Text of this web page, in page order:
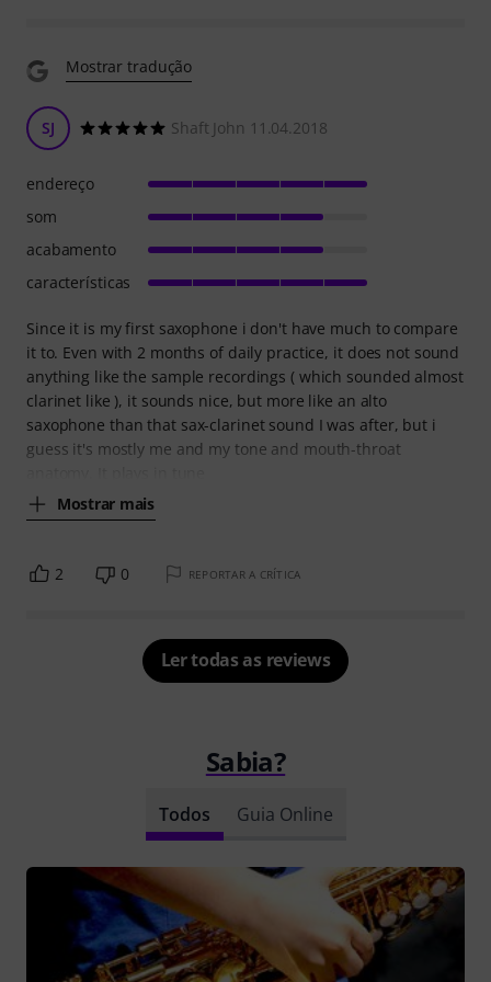
Mostrar tradução
SJ Shaft John 11.04.2018
Since it is my first saxophone i don't have much to compare
it to. Even with 2 months of daily practice, it does not sound
anything like the sample recordings ( which sounded almost
clarinet like ), it sounds nice, but more like an alto
saxophone than that sax-clarinet sound I was after, but i
guess it's mostly me and my tone and mouth-throat
Mostrar mais
endereço
som
acabamento
características
2 0 REPORTAR A CRÍTICA
Ler todas as reviews
Sabia?
Todos Guia Online